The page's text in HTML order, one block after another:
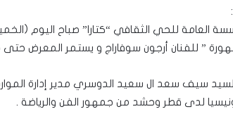
أرجون سوفاراج و يستمر المعرض حتى 25 من نوفمبر الجاري .
السيد سيف سعد ال سعيد الدوسري مدير إدارة
لدى قطر وحشد من جمهور الفن والرياضة .